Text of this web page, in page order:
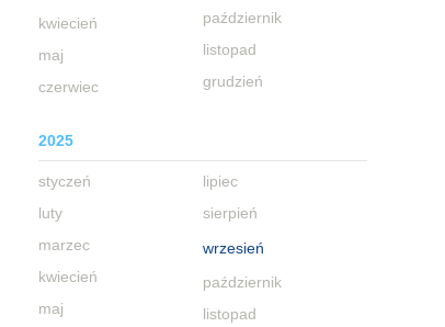
kwiecień
maj
czerwiec
październik
listopad
grudzień
2025
styczeń
luty
marzec
kwiecień
maj
lipiec
sierpień
wrzesień
październik
listopad